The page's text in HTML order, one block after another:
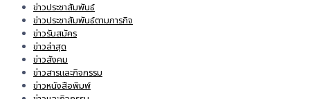
ข่าวประชาสัมพันธ์
ข่าวประชาสัมพันธ์ตามภารกิจ
ข่าวรับสมัคร
ข่าวล่าสุด
ข่าวสังคม
ข่าวสารและกิจกรรม
ข่าวหนังสือพิมพ์